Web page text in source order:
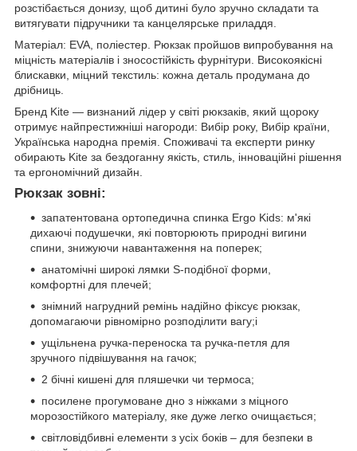
розстібається донизу, щоб дитині було зручно складати та
витягувати підручники та канцелярське приладдя.
Матеріал: EVA, поліестер. Рюкзак пройшов випробування на
міцність матеріалів і зносостійкість фурнітури. Високоякісні
блискавки, міцний текстиль: кожна деталь продумана до
дрібниць.
Бренд Kite — визнаний лідер у світі рюкзаків, який щороку
отримує найпрестижніші нагороди: Вибір року, Вибір країни,
Українська народна премія. Споживачі та експерти ринку
обирають Kite за бездоганну якість, стиль, інноваційні рішення
та ергономічний дизайн.
Рюкзак зовні:
запатентована ортопедична спинка Ergo Kids: м'які
дихаючі подушечки, які повторюють природні вигини
спини, знижуючи навантаження на поперек;
анатомічні широкі лямки S-подібної форми,
комфортні для плечей;
знімний нагрудний ремінь надійно фіксує рюкзак,
допомагаючи рівномірно розподілити вагу;і
ущільнена ручка-переноска та ручка-петля для
зручного підвішування на гачок;
2 бічні кишені для пляшечки чи термоса;
посилене прогумоване дно з ніжками з міцного
морозостійкого матеріалу, яке дуже легко очищається;
світловідбивні елементи з усіх боків – для безпеки в